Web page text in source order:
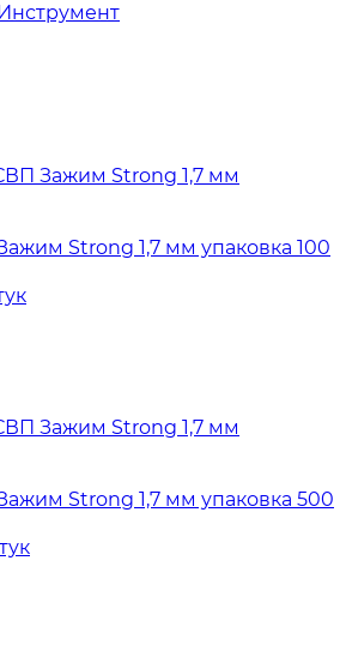
Strong 1,7 мм упаковка 100
Strong 1,7 мм упаковка 500